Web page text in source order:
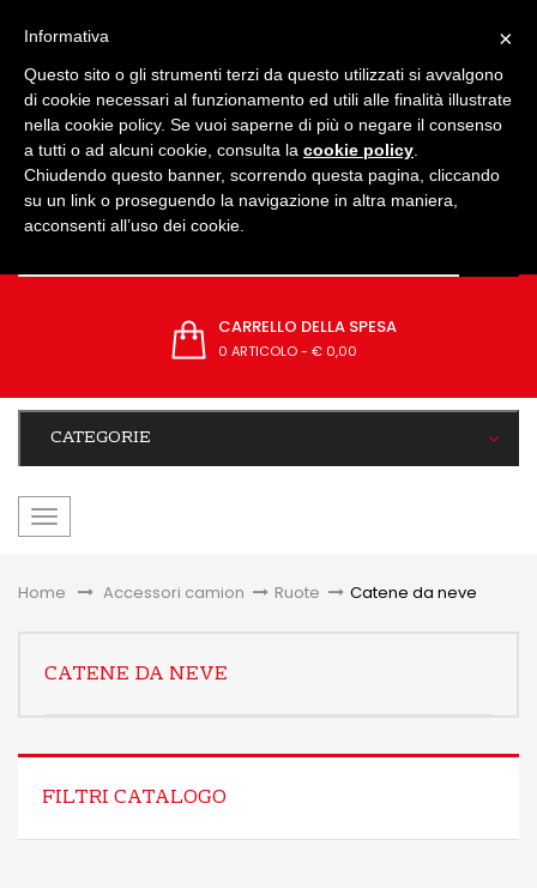
CARRELLO DELLA SPESA
0 ARTICOLO- € 0,00
CATEGORIE
navigazione
Home &gt;Accessori camion > Ruote > Catene da neve
CATENE DA NEVE
FILTRI CATALOGO
×
Informativa
Questo sito o gli strumenti terzi da questo utilizzati si avvalgono
di cookie necessari al funzionamento ed utili alle finalità illustrate
nella cookie policy. Se vuoi saperne di più o negare il consenso
a tutti o ad alcuni cookie, consulta la cookie policy
Chiudendo questo banner, scorrendo questa pagina, cliccando
su un link o proseguendo la navigazione in altra maniera,
acconsenti all’uso dei cookie.